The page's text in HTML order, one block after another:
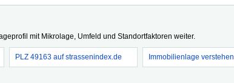
mit Mikrolage, Umfeld und Standortfaktoren weiter.
PLZ 49163 auf strassenindex.de Immobilienlage verstehen